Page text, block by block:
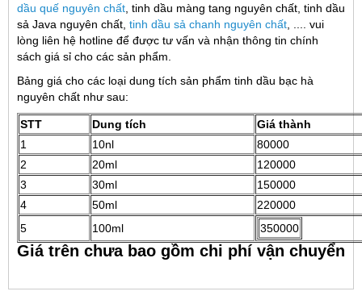
dầu quế nguyên chất , tinh dầu màng tang nguyên chất, tinh dầu
sả Java nguyên chất, tinh dầu sả chanh nguyên chất , .... vui
lòng liên hệ hotline để được tư vấn và nhận thông tin chính
sách giá sỉ cho các sản phẩm.
Bảng giá cho các loại dung tích sản phẩm tinh dầu bạc hà
nguyên chất như sau:
STT Dung tích
Giá thành
1
10nl
80000
2
20ml
120000
3
30ml
150000
4
50ml
220000
5
100ml 350000
Giá trên chưa bao gồm chi phí vận chuyển